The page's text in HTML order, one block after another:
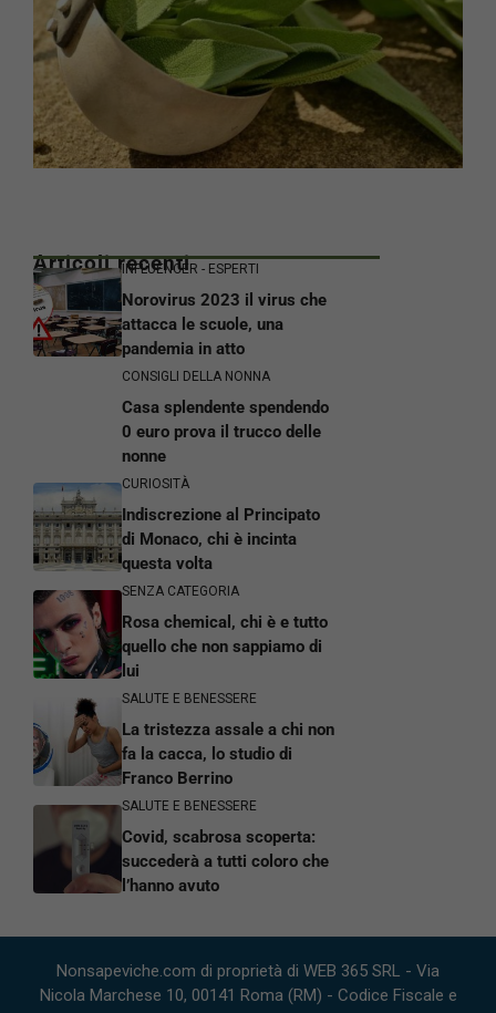
Articoli recentiINFLUENCER - ESPERTI
Norovirus 2023 il virus che
attacca le scuole, una
pandemia in atto
CONSIGLI DELLA NONNA
Casa splendente spendendo
0 euro prova il trucco delle
nonne
CURIOSITÀ
Indiscrezione al Principato
di Monaco, chi è incinta
questa volta
SENZA CATEGORIA
Rosa chemical, chi è e tutto
quello che non sappiamo di
lui
SALUTE E BENESSERE
La tristezza assale a chi non
fa la cacca, lo studio di
Franco Berrino
SALUTE E BENESSERE
Covid, scabrosa scoperta:
succederà a tutti coloro che
l’hanno avuto
Nonsapeviche.com di proprietà di WEB 365 SRL - Via
Nicola Marchese 10, 00141 Roma (RM) - Codice Fiscale e